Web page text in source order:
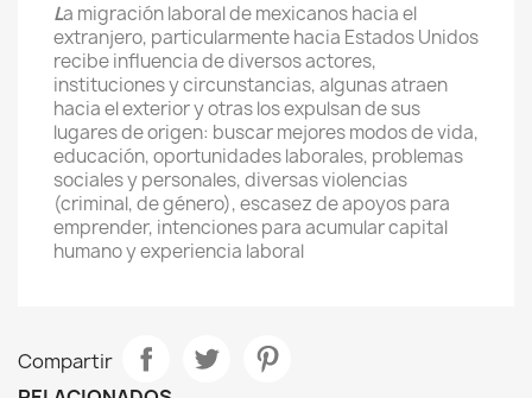
La migración laboral de mexicanos hacia el
extranjero, particularmente hacia Estados Unidos
recibe influencia de diversos actores,
instituciones y circunstancias, algunas atraen
hacia el exterior y otras los expulsan de sus
lugares de origen: buscar mejores modos de vida,
educación, oportunidades laborales, problemas
sociales y personales, diversas violencias
(criminal, de género), escasez de apoyos para
emprender, intenciones para acumular capital
humano y experiencia laboral
Compartir